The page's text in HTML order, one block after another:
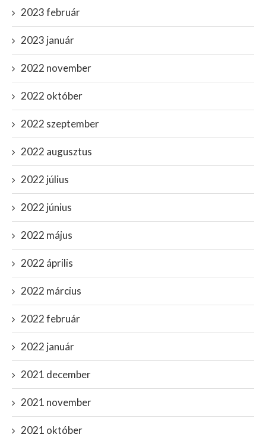
2023 február
2023 január
2022 november
2022 október
2022 szeptember
2022 augusztus
2022 július
2022 június
2022 május
2022 április
2022 március
2022 február
2022 január
2021 december
2021 november
2021 október